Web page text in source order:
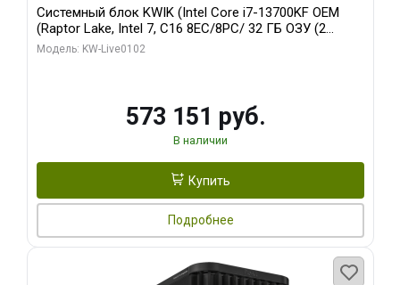
Системный блок KWIK (Intel Core i7-13700KF OEM
(Raptor Lake, Intel 7, C16 8EC/8PC/ 32 ГБ ОЗУ (2
модуля)/ Afox RTX4090 24GB GDDR6X 384-Bit 3xDP
Модель: KW-Live0102
573 151 руб.
В наличии
Купить
Подробнее